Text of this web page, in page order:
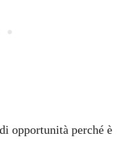
opportunità perché è